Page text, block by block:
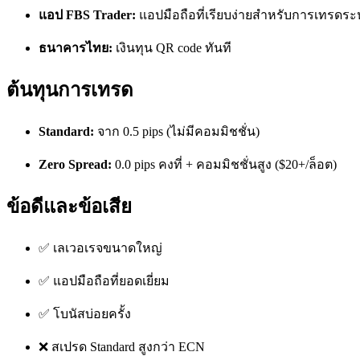
แอป FBS Trader: แอปมือถือที่เรียบง่ายสำหรับการเทรดระ
ธนาคารไทย: เงินทุน QR code ทันที
ต้นทุนการเทรด
Standard: จาก 0.5 pips (ไม่มีคอมมิชชั่น)
Zero Spread: 0.0 pips คงที่ + คอมมิชชั่นสูง ($20+/ล็อต)
ข้อดีและข้อเสีย
✅ เลเวอเรจขนาดใหญ่
✅ แอปมือถือที่ยอดเยี่ยม
✅ โบนัสบ่อยครั้ง
❌ สเปรด Standard สูงกว่า ECN